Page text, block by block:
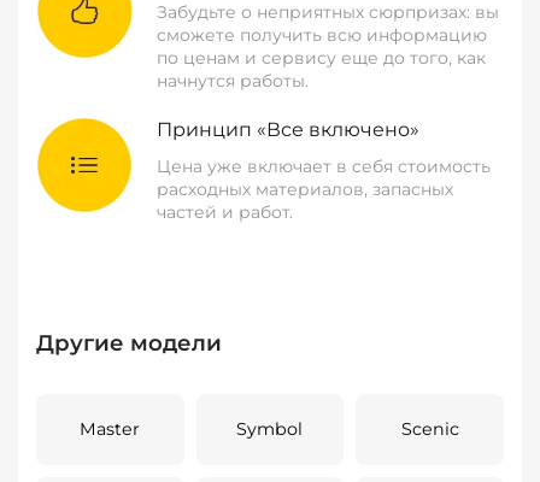
Забудьте о неприятных сюрпризах: вы
сможете получить всю информацию
по ценам и сервису еще до того, как
начнутся работы.
Принцип «Все включено»
Цена уже включает в себя стоимость
расходных материалов, запасных
частей и работ.
Другие модели
Master Symbol Scenic